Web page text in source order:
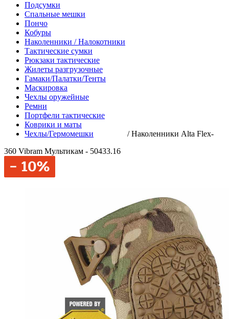
Подсумки
Спальные мешки
Пончо
Кобуры
Наколенники / Налокотники
Тактические сумки
Рюкзаки тактические
Жилеты разгрузочные
Гамаки/Палатки/Тенты
Маскировка
Чехлы оружейные
Ремни
Портфели тактические
Коврики и маты
Чехлы/Гермомешки
/Наколенники Alta Flex-
360 Vibram Мультикам - 50433.16